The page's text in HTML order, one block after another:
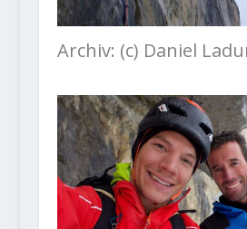
Archiv: (c) Daniel